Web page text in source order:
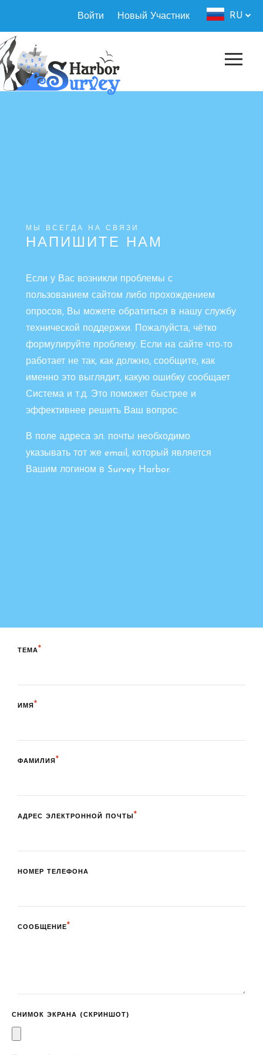
основному
содержанию
Authorization
menu
Войти Новый Участник RU
МЫ ВСЕГДА НА СВЯЗИ
НАПИШИТЕ НАМ
Если у Вас возникли проблемы с
пользованием сайтом либо прохождением
опросов, Вы можете обратиться в нашу службу
технической поддержки. Пожалуйста, чётко
формулируйте проблему. Если на сайте что-то
работает не так, как должно, сообщите, как
именно это выглядит, какую ошибку сообщает
Система и т.д. Это поможет быстрее и
эффективнее решить Ваш вопрос.
В поле адреса эл. почты необходимо
указывать тот же email, который является
Вашим логином в Survey Harbor.
ТЕМА
ИМЯ
ФАМИЛИЯ
АДРЕС ЭЛЕКТРОННОЙ ПОЧТЫ
НОМЕР ТЕЛЕФОНА
СООБЩЕНИЕ
СНИМОК ЭКРАНА (СКРИНШОТ)